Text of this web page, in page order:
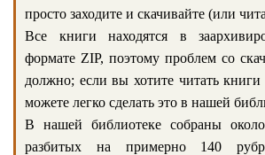
просто заходите и скачивайте (или
Все книги находятся в
формате ZIP, поэтому проблем со
должно; если вы хотите читать
можете легко сделать это в нашей
В нашей библиотеке собраны
разбитых на примерно 140